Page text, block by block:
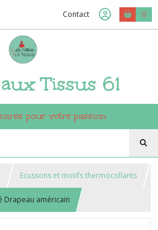
Contact 0
Tissus 61
pour votre passion
Ecussons et motifs thermocollants
Drapeau américain